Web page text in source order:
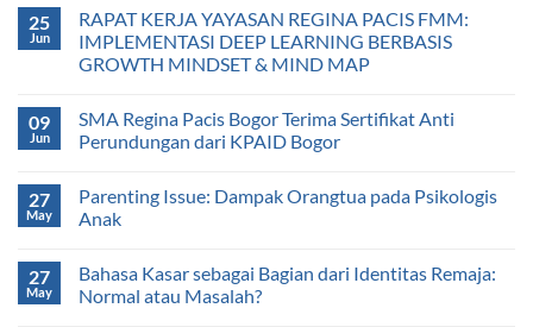
25
Jun
RAPAT KERJA YAYASAN REGINA PACIS FMM:
IMPLEMENTASI DEEP LEARNING BERBASIS
GROWTH MINDSET & MIND MAP
09
Jun
SMA Regina Pacis Bogor Terima Sertifikat Anti
Perundungan dari KPAID Bogor
27
May
Parenting Issue: Dampak Orangtua pada Psikologis
Anak
27
May
Bahasa Kasar sebagai Bagian dari Identitas Remaja:
Normal atau Masalah?